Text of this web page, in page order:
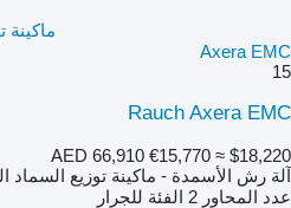
Axera EMC
15
Rauch Axera EMC
AED 66,910 €15,770 ≈ $18,220
آلة رش الأسمدة - ماكينة توزيع السماد
عدد المحاور 2 الفئة للجرار